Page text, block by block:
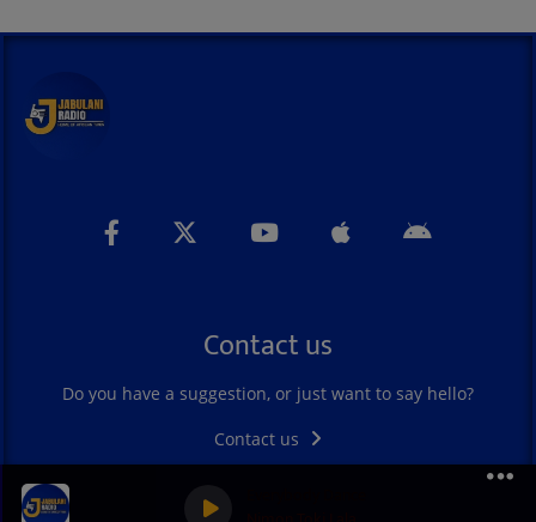
Contact us
Do you have a suggestion, or just want to say hello?
Contact us